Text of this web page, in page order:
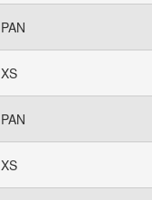
PAN
XS
PAN
XS